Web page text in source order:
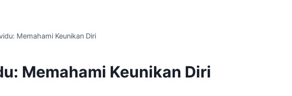
Memahami Keunikan Diri
Memahami Keunikan Diri